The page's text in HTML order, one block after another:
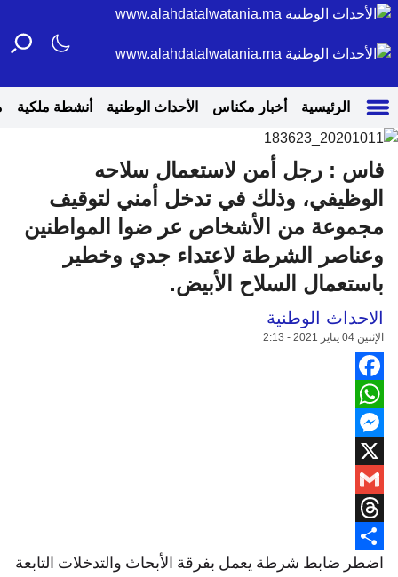
الرئيسية أخبار مكناس الأحداث الوطنية أنشطة ملكية
فاس : رجل أمن لاستعمال سلاحه
الوظيفي، وذلك في تدخل أمني لتوقيف
مجموعة من الأشخاص عر ضوا المواطنين
وعناصر الشرطة لاعتداء جدي وخطير
باستعمال السلاح الأبيض.
الاحداث الوطنية
الإثنين 04 يناير 2021 - 2:13
Facebook
WhatsApp
Messenger
X
Gmail
Threads
Share
اضطر ضابط شرطة يعمل بفرقة الأبحاث والتدخلات التابعة